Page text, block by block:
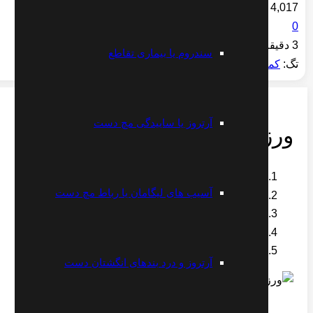
سندروم یا بیماری تقاطع
آرتروز یا ساییدگی مچ دست
آسیب های لیگامان یا رباط مچ دست
آرتروز و درد بندهای انگشتان دست
4,017
0
3 دقیقه
تگ: کمر
ورزش ها گودی کمر